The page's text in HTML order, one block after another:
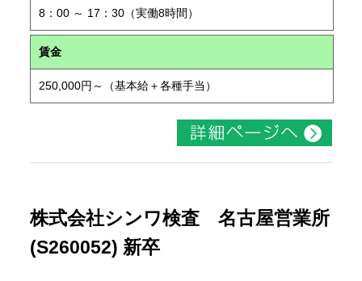
8：00 ～ 17：30（実働8時間）
賃金
250,000円～（基本給＋各種手当）
株式会社シンワ検査 名古屋営業所
(S260052) 新卒